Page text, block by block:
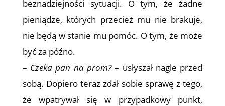
beznadziejności sytuacji. O tym, że żadne
pieniądze, których przecież mu nie brakuje,
nie będą w stanie mu pomóc. O tym, że może
być za późno.
– Czeka pan na prom?– usłyszał nagle przed
sobą. Dopiero teraz zdał sobie sprawę z tego,
że wpatrywał się w przypadkowy punkt,